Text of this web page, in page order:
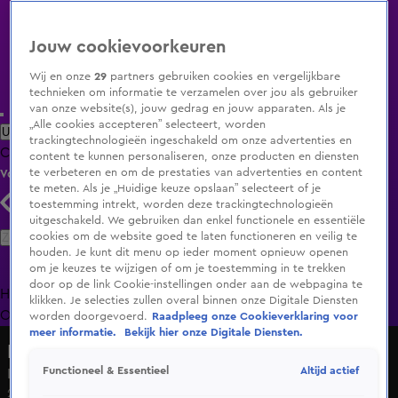
Uitzending Gemist Populaire programma's Zenders Genres
ClipsFilmsRadioSmart TV inlogShop
Volg KIJK
Zoeken
HomeUitzending Gemist Programma's De Bondgenoten
OranjezomerLivestreamsShop
Iedereen onwel bij tandarts, praktijk ontruimd
23 juni 2025, 16:00
Jouw cookievoorkeuren
Wij en onze29 partners gebruiken cookies en vergelijkbare
technieken om informatie te verzamelen over jou als gebruiker
van onze website(s), jouw gedrag en jouw apparaten. Als je
„Alle cookies accepteren” selecteert, worden
trackingtechnologieën ingeschakeld om onze advertenties en
content te kunnen personaliseren, onze producten en diensten
te verbeteren en om de prestaties van advertenties en content
te meten. Als je „Huidige keuze opslaan” selecteert of je
toestemming intrekt, worden deze trackingtechnologieën
uitgeschakeld. We gebruiken dan enkel functionele en essentiële
cookies om de website goed te laten functioneren en veilig te
houden. Je kunt dit menu op ieder moment opnieuw openen
om je keuzes te wijzigen of om je toestemming in te trekken
door op de link Cookie-instellingen onder aan de webpagina te
klikken. Je selecties zullen overal binnen onze Digitale Diensten
worden doorgevoerd.
Raadpleeg onze Cookieverklaring voor
meer informatie.
Bekijk hier onze Digitale Diensten.
Functioneel & Essentieel Altijd actief